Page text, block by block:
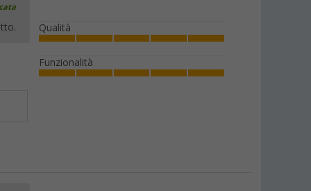
Qualità
Funzionalità